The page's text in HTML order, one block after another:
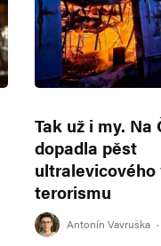
Tak už i my. Na
dopadla pěst
ultralevicového
terorismu
Antonín Vavruška ·